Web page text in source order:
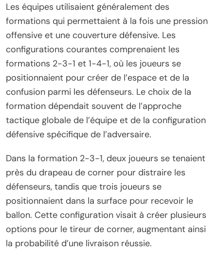
Les équipes utilisaient généralement des
formations qui permettaient à la fois une pression
offensive et une couverture défensive. Les
configurations courantes comprenaient les
formations 2-3-1 et 1-4-1, où les joueurs se
positionnaient pour créer de l’espace et de la
confusion parmi les défenseurs. Le choix de la
formation dépendait souvent de l’approche
tactique globale de l’équipe et de la configuration
défensive spécifique de l’adversaire.
Dans la formation 2-3-1, deux joueurs se tenaient
près du drapeau de corner pour distraire les
défenseurs, tandis que trois joueurs se
positionnaient dans la surface pour recevoir le
ballon. Cette configuration visait à créer plusieurs
options pour le tireur de corner, augmentant ainsi
la probabilité d’une livraison réussie.